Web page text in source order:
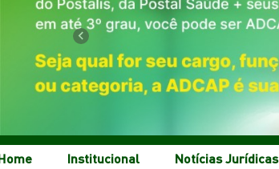
Previous
Institucional Notícias Jurídicas